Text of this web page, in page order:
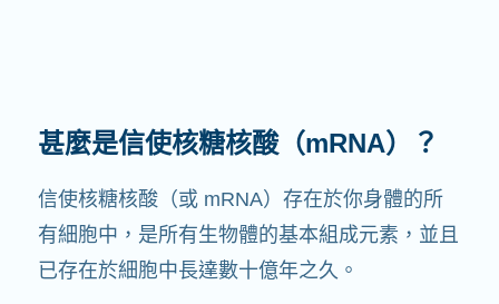
甚麼是信使核糖核酸（mRNA）？
信使核糖核酸（或 mRNA）存在於你身體的所
有細胞中，是所有生物體的基本組成元素，並且
已存在於細胞中長達數十億年之久。